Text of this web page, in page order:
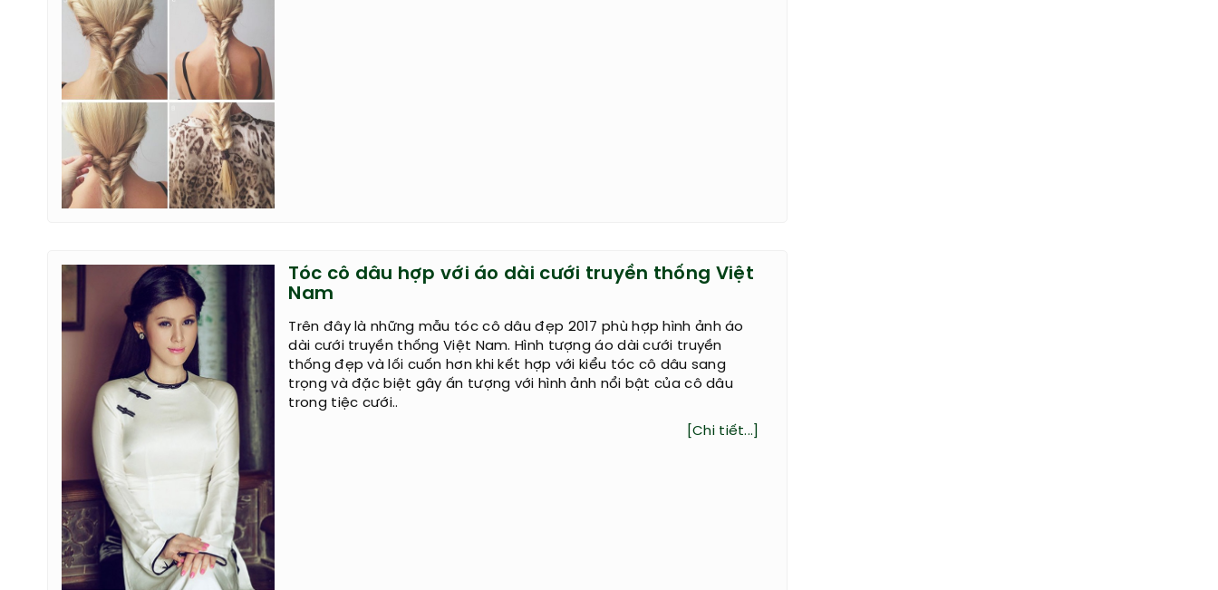
Tóc cô dâu hợp với áo dài cưới truyền thống Việt
Nam
Trên đây là những mẫu tóc cô dâu đẹp 2017 phù hợp hình ảnh áo
dài cưới truyền thống Việt Nam. Hình tượng áo dài cưới truyền
thống đẹp và lối cuốn hơn khi kết hợp với kiểu tóc cô dâu sang
trọng và đặc biệt gây ấn tượng với hình ảnh nổi bật của cô dâu
trong tiệc cưới..
[Chi tiết...]